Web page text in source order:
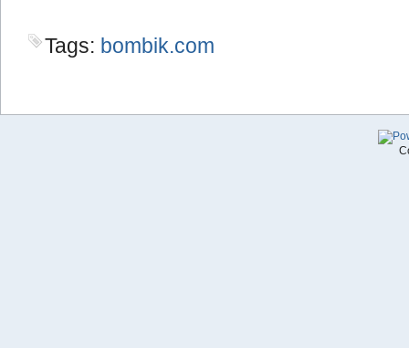
Tags: bombik.com